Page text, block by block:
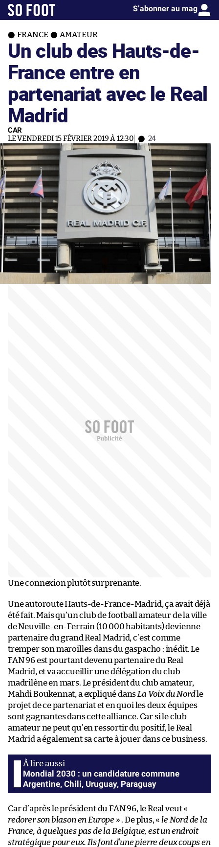
S’abonner au mag
FRANCE AMATEUR
Un club des Hauts-de-
France entre en
partenariat avec le Real
Madrid
CAR
LE VENDREDI 15 FÉVRIER 2019 À 12:30 24
Une connexion plutôt surprenante.
Une autoroute Hauts-de-France-Madrid, ça avait déjà
été fait. Mais qu’un club de football amateur de la ville
de Neuville-en-Ferrain (10 000 habitants) devienne
partenaire du grand Real Madrid, c’est comme
tremper son maroilles dans du gaspacho : inédit. Le
FAN 96 est pourtant devenu partenaire du Real
Madrid, et va accueillir une délégation du club
madrilène en mars. Le président du club amateur,
Mahdi Boukennat, a expliqué dans La Voix du Nordle
projet de ce partenariat et en quoi les deux équipes
sont gagnantes dans cette alliance. Car si le club
amateur ne peut qu’en ressortir du positif, le Real
Madrid a également sa carte à jouer dans ce business.
Mondial 2030 : un candidature commune
Argentine, Chili, Uruguay, Paraguay
Car d’après le président du FAN 96, le Real veut «
redorer son blason en Europe» . De plus, « le Nord de la
France, à quelques pas de la Belgique, est un endroit
stratégique pour eux. Ils font d’une pierre deux coups en